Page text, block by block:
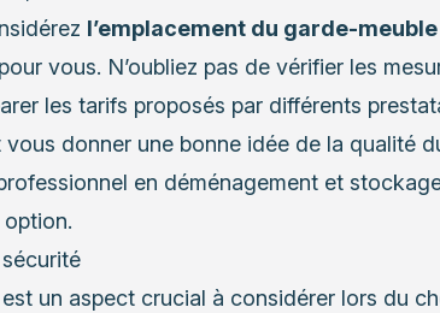
l’emplacement du garde-meuble
vous. N’oubliez pas de vérifier les
les tarifs proposés par différents
donner une bonne idée de la qualité
en déménagement et
option.
un aspect crucial à considérer lors du